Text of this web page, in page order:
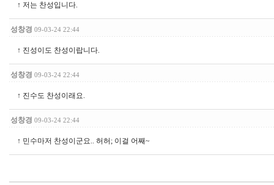
↑ 저는 찬성입니다.
성창경 09-03-24 22:44
↑ 진성이도 찬성이랍니다.
성창경 09-03-24 22:44
↑ 진수도 찬성이래요.
성창경 09-03-24 22:44
↑ 민수마저 찬성이군요.. 허허; 이걸 어째~